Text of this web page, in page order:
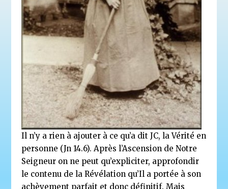
Il n’y a rien à ajouter à ce qu’a dit JC, la Vérité en
personne (Jn 14.6). Après l’Ascension de Notre
Seigneur on ne peut qu’expliciter, approfondir
le contenu de la Révélation qu’Il a portée à son
achèvement parfait et donc définitif. Mais